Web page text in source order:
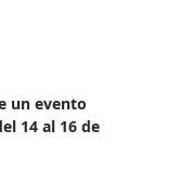
un evento
14 al 16 de